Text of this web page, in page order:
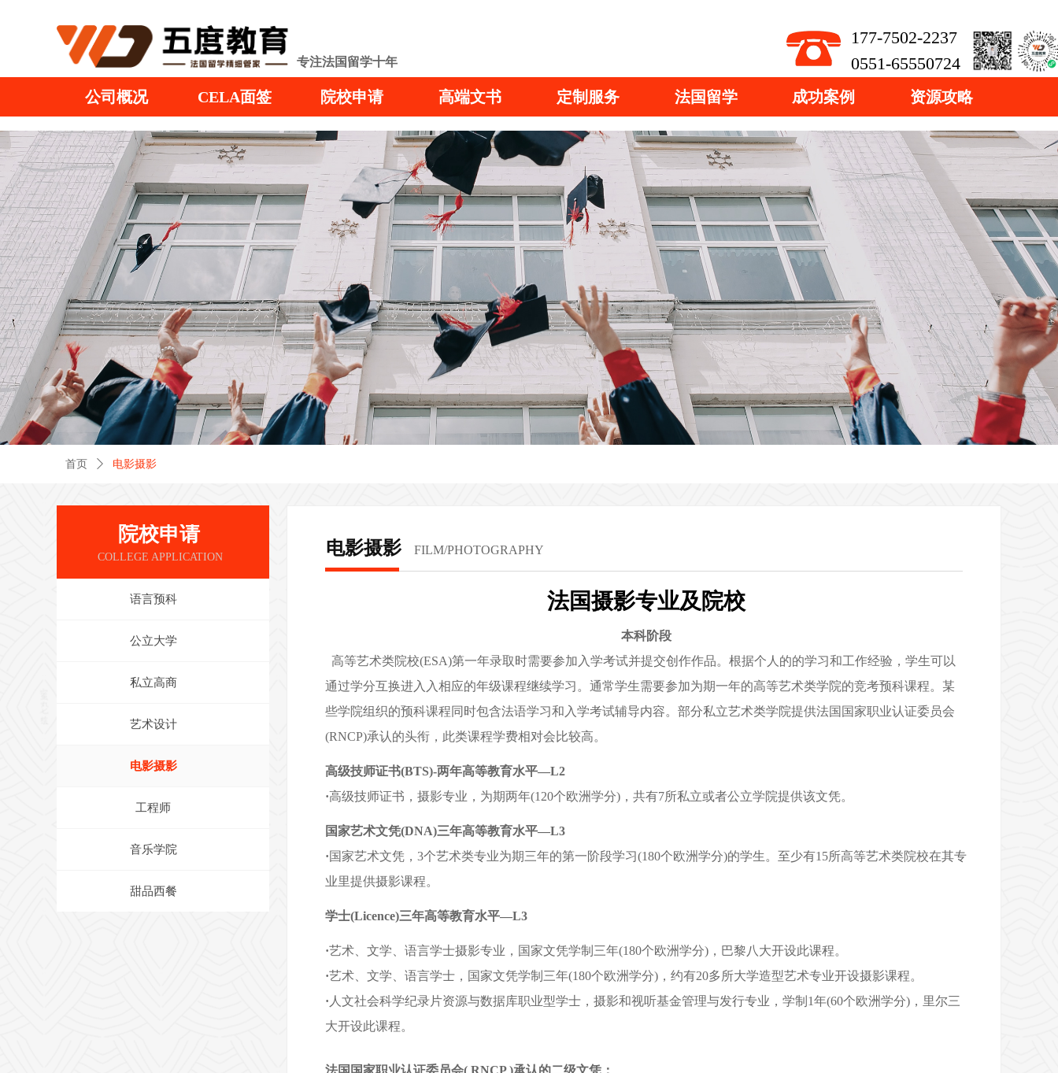
公司概况 CELA面签 院校申请 高端文书 定制服务 法国留学 成功案例 资源攻略
专注法国留学十年
177-7502-2237
0551-65550724
首页 ꄲ 电影摄影
语言预科
公立大学
私立高商
艺术设计
电影摄影
工程师
音乐学院
甜品西餐
院校申请
COLLEGE APPLICATION 电影摄影 FILM/PHOTOGRAPHY
法国摄影专业及院校
本科阶段
高等艺术类院校(ESA)第一年录取时需要参加入学考试并提交创作作品。根据个人的的学习和工作经验，学生可以
通过学分互换进入入相应的年级课程继续学习。通常学生需要参加为期一年的高等艺术类学院的竞考预科课程。某
些学院组织的预科课程同时包含法语学习和入学考试辅导内容。部分私立艺术类学院提供法国国家职业认证委员会
(RNCP)承认的头衔，此类课程学费相对会比较高。
高级技师证书(BTS)-两年高等教育水平—L2
·高级技师证书，摄影专业，为期两年(120个欧洲学分)，共有7所私立或者公立学院提供该文凭。
国家艺术文凭(DNA)三年高等教育水平—L3
·国家艺术文凭，3个艺术类专业为期三年的第一阶段学习(180个欧洲学分)的学生。至少有15所高等艺术类院校在其专
业里提供摄影课程。
学士(Licence)三年高等教育水平—L3
·艺术、文学、语言学士摄影专业，国家文凭学制三年(180个欧洲学分)，巴黎八大开设此课程。
·艺术、文学、语言学士，国家文凭学制三年(180个欧洲学分)，约有20多所大学造型艺术专业开设摄影课程。
· 人文社会科学纪录片资源与数据库职业型学士，摄影和视听基金管理与发行专业，学制1年(60个欧洲学分)，里尔三
大开设此课程。
法国国家职业认证委员会( RNCP )承认的二级文凭：